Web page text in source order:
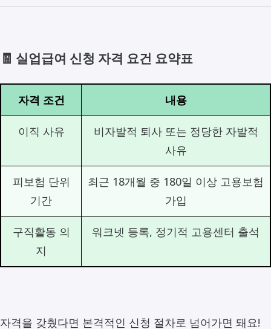
🧾 실업급여 신청 자격 요건 요약표
자격 조건 내용
이직 사유
비자발적 퇴사 또는 정당한 자발적
사유
피보험 단위
기간
최근 18개월 중 180일 이상 고용보험
가입
구직활동 의
지
워크넷 등록, 정기적 고용센터 출석
자격을 갖췄다면 본격적인 신청 절차로 넘어가면 돼요!